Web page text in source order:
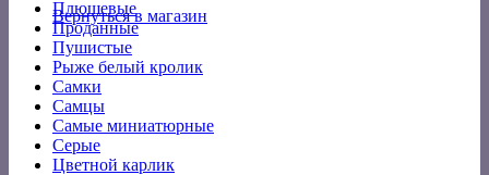
Вернуться в магазин
Плюшевые
Проданные
Пушистые
Рыже белый кролик
Самки
Самцы
Самые миниатюрные
Серые
Цветной карлик